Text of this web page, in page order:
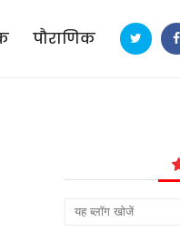
पौराणिक